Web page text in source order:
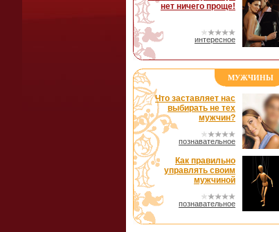
нет ничего проще!
интересное
МУЖЧИНЫ
Что заставляет нас
выбирать не тех
мужчин?
познавательное
Как правильно
управлять своим
мужчиной
познавательное